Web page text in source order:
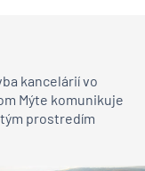
kancelárií vo
Mýte komunikuje
prostredím